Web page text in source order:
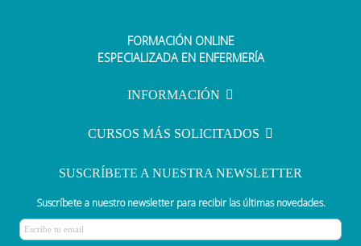
Conoce las fechas de las próximas
FORMACIÓN ONLINE
ESPECIALIZADA EN ENFERMERÍA
INFORMACIÓN
CURSOS MÁS SOLICITADOS
SUSCRÍBETE A NUESTRA NEWSLETTER
Suscríbete a nuestro newsletter para recibir las últimas novedades.